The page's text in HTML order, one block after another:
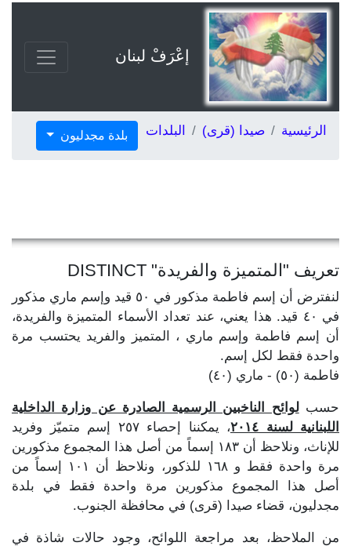
إعْرَفْ لبنان
الرئيسية صيدا (قرى) البلدات بلدة مجدليون
تعريف "المتميزة والفريدة" DISTINCT
لنفترض أن إسم فاطمة مذكور في ٥٠ قيد وإسم ماري مذكور
في ٤٠ قيد. هذا يعني، عند تعداد الأسماء المتميزة والفريدة،
أن إسم فاطمة وإسم ماري ، المتميز والفريد يحتسب مرة
واحدة فقط لكل إسم.
فاطمة (٥٠) - ماري (٤٠)
حسبلوائح الناخبين الرسمية الصادرة عن وزارة الداخلية
اللبنانية لسنة ٢٠١٤
، يمكننا إحصاء ٢٥٧ إسم متميّز وفريد
للإناث، ونلاحظ أن ١٨٣ إسماً من أصل هذا المجموع مذكورين
مرة واحدة فقط و ١٦٨ للذكور، ونلاحظ أن ١٠١ إسماً من
أصل هذا المجموع مذكورين مرة واحدة فقط في بلدة
مجدليون، قضاء صيدا (قرى) في محافظة الجنوب.
من الملاحظ، بعد مراجعة اللوائح، وجود حالات شاذة في